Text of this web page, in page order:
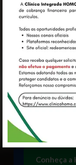
Nossa
você e
clientes.
Clínica
especialidades
assistência
necessidade
Conheça a